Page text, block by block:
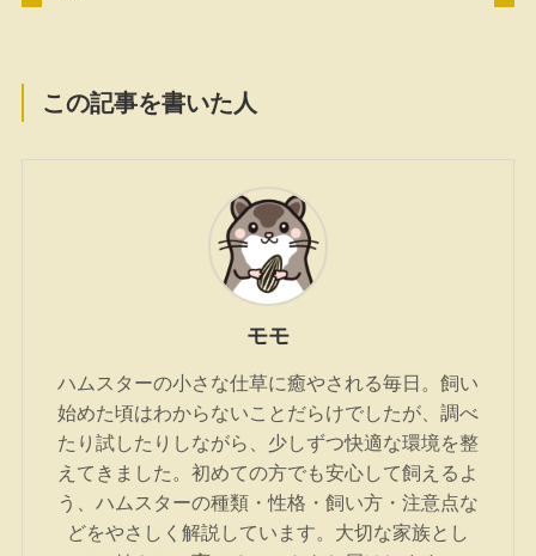
この記事を書いた人
モモ
ハムスターの小さな仕草に癒やされる毎日。飼い
始めた頃はわからないことだらけでしたが、調べ
たり試したりしながら、少しずつ快適な環境を整
えてきました。初めての方でも安心して飼えるよ
う、ハムスターの種類・性格・飼い方・注意点な
どをやさしく解説しています。大切な家族とし